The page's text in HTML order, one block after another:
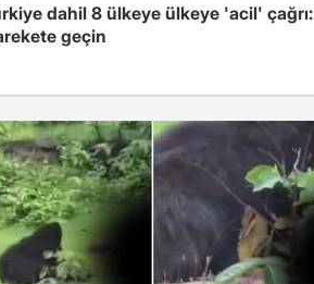
dahil 8 ülkeye ülkeye 'acil' çağrı:
geçin